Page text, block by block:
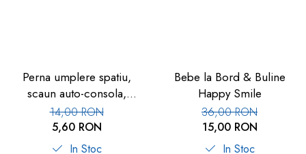
Perna umplere spatiu,
scaun auto-consola,
multicolor, 1 buc
14,00 RON
5,60 RON
In Stoc
Bebe la Bord & Buline
Happy Smile
36,00 RON
15,00 RON
In Stoc